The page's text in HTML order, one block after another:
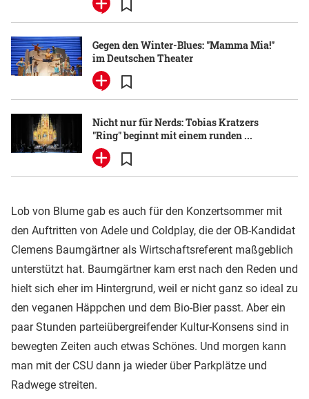
Gegen den Winter-Blues: "Mamma Mia!"
im Deutschen Theater
Nicht nur für Nerds: Tobias Kratzers
"Ring" beginnt mit einem runden ...
Lob von Blume gab es auch für den Konzertsommer mit
den Auftritten von Adele und Coldplay, die der OB-Kandidat
Clemens Baumgärtner als Wirtschaftsreferent maßgeblich
unterstützt hat. Baumgärtner kam erst nach den Reden und
hielt sich eher im Hintergrund, weil er nicht ganz so ideal zu
den veganen Häppchen und dem Bio-Bier passt. Aber ein
paar Stunden parteiübergreifender Kultur-Konsens sind in
bewegten Zeiten auch etwas Schönes. Und morgen kann
man mit der CSU dann ja wieder über Parkplätze und
Radwege streiten.